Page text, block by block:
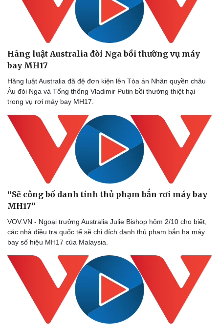
Hãng luật Australia đòi Nga bồi thường vụ máy
bay MH17
Hãng luật Australia đã đệ đơn kiện lên Tòa án Nhân quyền châu
Âu đòi Nga và Tổng thống Vladimir Putin bồi thường thiệt hại
trong vụ rơi máy bay MH17.
“Sẽ công bố danh tính thủ phạm bắn rơi máy bay
MH17”
VOV.VN - Ngoại trưởng Australia Julie Bishop hôm 2/10 cho biết,
các nhà điều tra quốc tế sẽ chỉ đích danh thủ phạm bắn hạ máy
bay số hiệu MH17 của Malaysia.